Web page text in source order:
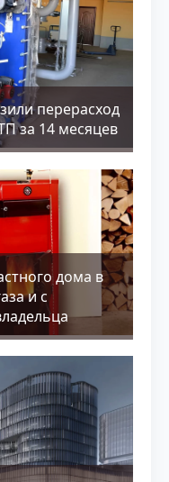
перерасход
за 14 месяцев
дома в
и с